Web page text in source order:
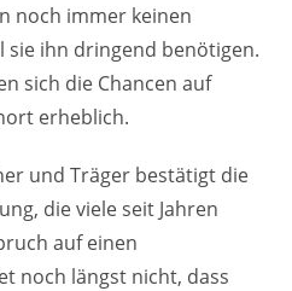
noch immer keinen
sie ihn dringend benötigen.
sich die Chancen auf
erheblich.
und Träger bestätigt die
die viele seit Jahren
auf einen
noch längst nicht, dass